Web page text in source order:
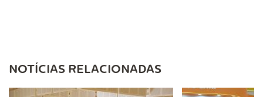
NOTÍCIAS RELACIONADAS